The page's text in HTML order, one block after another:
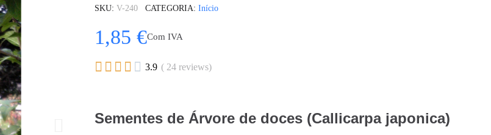
SKU V-240 CATEGORIA Início
1,85 €Com IVA
     3.9 ( 24 reviews)
Sementes de Árvore de doces (Callicarpa japonica)